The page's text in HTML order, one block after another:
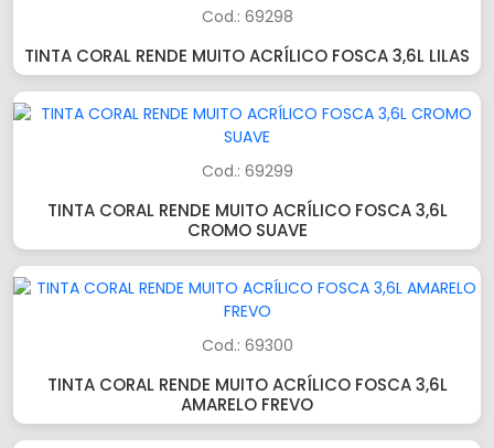
Cod.: 69298
TINTA CORAL RENDE MUITO ACRÍLICO FOSCA 3,6L LILAS
Cod.: 69299
TINTA CORAL RENDE MUITO ACRÍLICO FOSCA 3,6L
CROMO SUAVE
Cod.: 69300
TINTA CORAL RENDE MUITO ACRÍLICO FOSCA 3,6L
AMARELO FREVO